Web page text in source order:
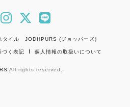
タイル JODHPURS (ジョッパーズ)
づく表記 個人情報の取扱いについて
All rights reserved.